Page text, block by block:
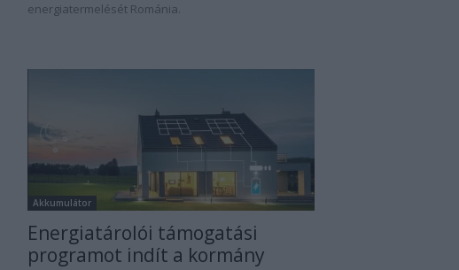
energiatermelését Románia.
Akkumulátor
Energiatárolói támogatási
programot indít a kormány